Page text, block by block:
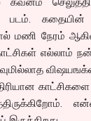
படம். கதையின்
மணி நேரம்
எல்லாம்